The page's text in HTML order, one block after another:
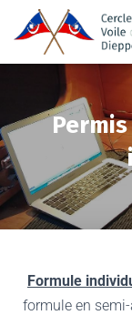
Formule
formule en